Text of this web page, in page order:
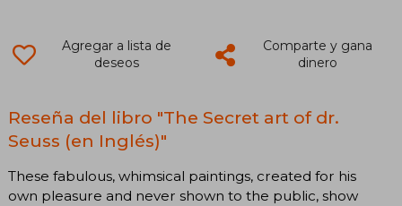
Agregar a lista de
deseos
Comparte y gana
dinero
Reseña del libro "The Secret art of dr.
Seuss (en Inglés)"
These fabulous, whimsical paintings, created for his
own pleasure and never shown to the public, show